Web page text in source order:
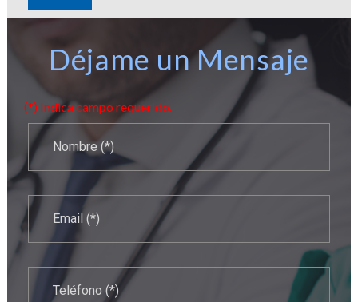
Déjame un Mensaje
(*) Indica campo requerido.